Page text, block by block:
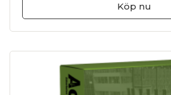
Köp nu